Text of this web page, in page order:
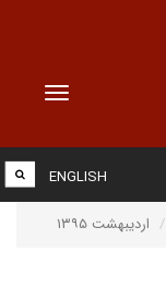
Toggle
ENGLISH
اردیبهشت ۱۳۹۵